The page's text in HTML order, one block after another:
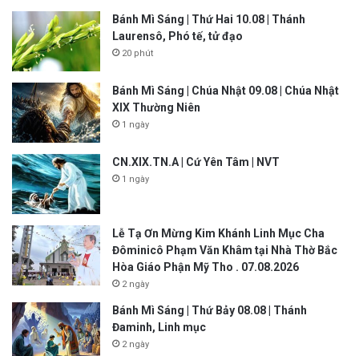
Bánh Mì Sáng | Thứ Hai 10.08 | Thánh
Laurensô, Phó tế, tử đạo
20 phút
Bánh Mì Sáng | Chúa Nhật 09.08 | Chúa Nhật
XIX Thường Niên
1 ngày
CN.XIX.TN.A | Cứ Yên Tâm | NVT
1 ngày
Lễ Tạ Ơn Mừng Kim Khánh Linh Mục Cha
Đôminicô Phạm Văn Khâm tại Nhà Thờ Bắc
Hòa Giáo Phận Mỹ Tho . 07.08.2026
2 ngày
Bánh Mì Sáng | Thứ Bảy 08.08 | Thánh
Đaminh, Linh mục
2 ngày